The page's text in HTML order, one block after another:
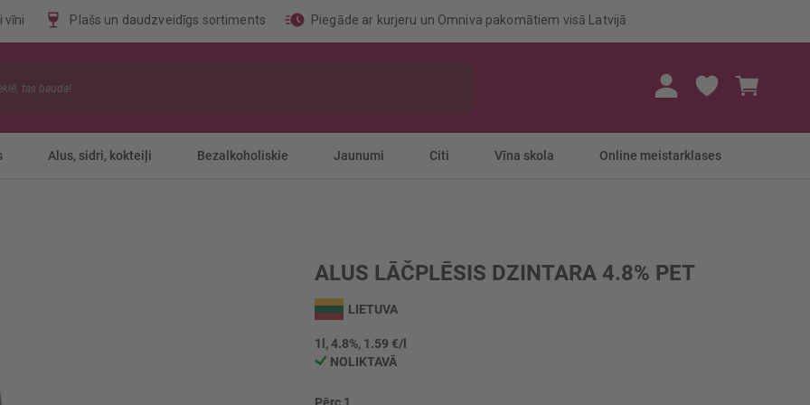
vīni Plašs un daudzveidīgs sortiments Piegāde ar kurjeru un Omniva pakomātiem visā Latvijā
Alus, sidri, kokteiļi Bezalkoholiskie Jaunumi Citi Vīna skola Online meistarklases
ALUS LĀČPLĒSIS DZINTARA 4.8% PET
LIETUVA
1l, 4.8%, 1.59 €/l
NOLIKTAVĀ